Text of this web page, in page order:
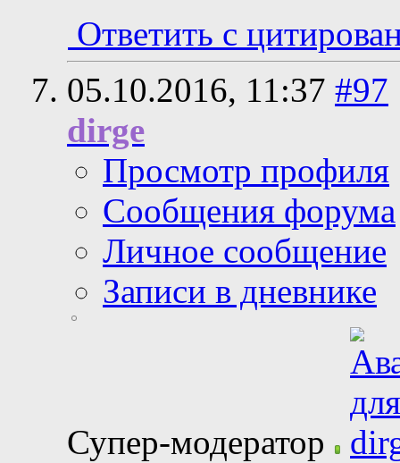
Ответить с
05.10.2016, 11:37 #97
dirge
Просмотр профиля
Сообщения форума
Личное сообщение
Записи в дневнике
Супер-модератор